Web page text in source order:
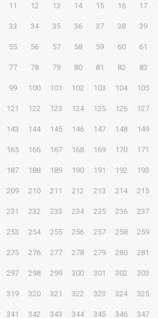
11 12 13 14 15 16 17
33 34 35 36 37 38 39
55 56 57 58 59 60 61
77 78 79 80 81 82 83
99 100 101 102 103 104 105
121 122 123 124 125 126 127
143 144 145 146 147 148 149
165 166 167 168 169 170 171
187 188 189 190 191 192 193
209 210 211 212 213 214 215
231 232 233 234 235 236 237
253 254 255 256 257 258 259
275 276 277 278 279 280 281
297 298 299 300 301 302 303
319 320 321 322 323 324 325
341 342 343 344 345 346 347